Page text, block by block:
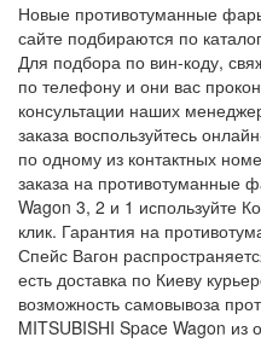
Новые противотуманные
сайте подбираются по
Для подбора по вин-коду,
по телефону и они вас
консультации наших
заказа воспользуйтесь
по одному из контактных
заказа на противотуманные
Wagon 3, 2 и 1 используйте
клик. Гарантия на
Спейс Вагон
есть доставка по Киеву
возможность самовывоза
MITSUBISHI Space Wagon из